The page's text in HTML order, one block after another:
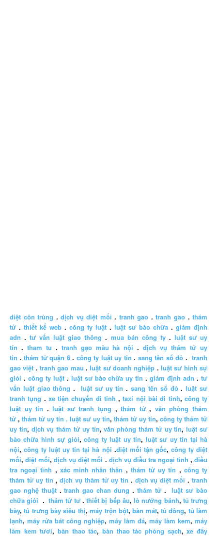
diệt côn trùng .dịch vụ diệt mối . tranh gao .tranh gao .thám
tử . thiết kế web . công ty luật . luật sư bào chữa . giám định
adn .tư vấn luật giao thông . mua bán công ty. luật sư uy
tín . tham tu . tranh gạo màu hà nội .dịch vụ thám tử uy
tín .thám tử quận 6. công ty luật uy tín . sang tên sổ đỏ .tranh
gao việt .tranh gao mau .luật sư doanh nghiệp .luật sư hình sự
giỏi . công ty luật. luật sư bào chữa uy tín .giám định adn .tư
vấn luật giao thông . luật sư uy tín .sang tên sổ đỏ.luật sư
tranh tụng . xe tiện chuyến đi tỉnh ,taxi nội bài đi tỉnh, công ty
luật uy tín .luật sư tranh tụng ,thám tử, văn phòng thám
tử ,thám tử uy tín . luật sư uy tín, thám tử uy tín, công ty thám tử
uy tín, dịch vụ thám tử uy tín,văn phòng thám tử uy tín,luật sư
bào chữa hình sự giỏi,công ty luật uy tín, luật sư uy tín tại hà
nội,công ty luật uy tín tại hà nội .diệt mối tận gốc, công ty diệt
mối,diệt mối,dịch vụ diệt mối . dịch vụ điều tra ngoại tình ,điều
tra ngoại tình , xác minh nhân thân , thám tử uy tín , công ty
thám tử uy tín ,dịch vụ thám tử uy tín . dịch vụ diệt mối .tranh
gao nghệ thuật.tranh gao chan dung . thám tử.luật sư bào
chữa giỏi .thám tử tư.thiết bị bếp âu,lò nướng bánh, tủ trưng
bày,tủ trưng bày siêu thị,máy trộn bột,bàn mát, tủ đông, tủ làm
lạnh, máy rửa bát công nghiệp, máy làm đá, máy làm kem, máy
làm kem tươi,bàn thao tác,bàn thao tác phòng sạch,xe đẩy